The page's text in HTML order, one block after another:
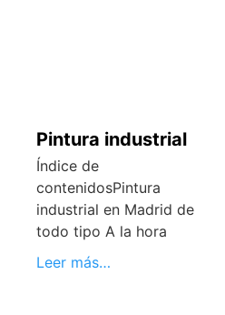
Pintura industrial
Índice de
contenidosPintura
industrial en Madrid de
todo tipo A la hora
Leer más…